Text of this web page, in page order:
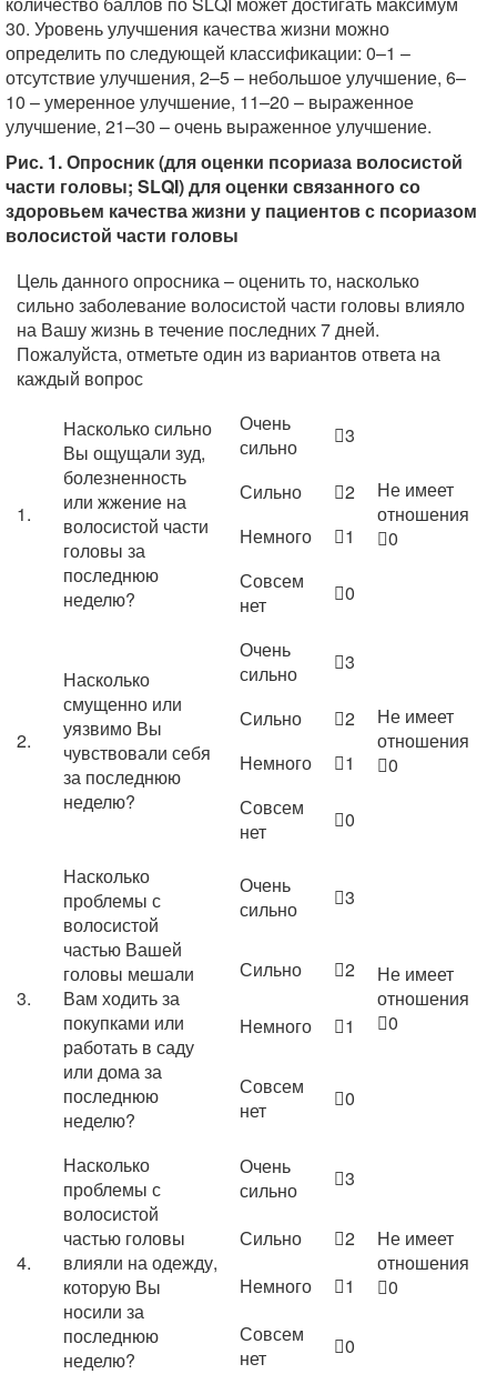
30. Уровень улучшения качества жизни можно
определить по следующей классификации: 0–1 –
отсутствие улучшения, 2–5 – небольшое улучшение, 6–
10 – умеренное улучшение, 11–20 – выраженное
улучшение, 21–30 – очень выраженное улучшение.
Рис. 1. Опросник (для оценки псориаза волосистой
части головы; SLQI) для оценки связанного со
здоровьем качества жизни у пациентов с псориазом
волосистой части головы
Цель данного опросника – оценить то, насколько
сильно заболевание волосистой части головы влияло
на Вашу жизнь в течение последних 7 дней.
Пожалуйста, отметьте один из вариантов ответа на
каждый вопрос
1.
Насколько сильно
Вы ощущали зуд,
болезненность
или жжение на
волосистой части
головы за
последнюю
неделю?
Очень
сильно
3
Не имеет
отношения
0
Сильно
2
Немного
1
Совсем
нет
0
2.
Насколько
смущенно или
уязвимо Вы
чувствовали себя
за последнюю
неделю?
Очень
сильно
3
Не имеет
отношения
0
Сильно
2
Немного
1
Совсем
нет
0
3.
Насколько
проблемы с
волосистой
частью Вашей
головы мешали
Вам ходить за
покупками или
работать в саду
или дома за
последнюю
неделю?
Очень
сильно
3
Не имеет
отношения
0
Сильно 2
Немного 1
Совсем
нет
0
4.
Насколько
проблемы с
волосистой
частью головы
влияли на одежду,
которую Вы
носили за
последнюю
неделю?
Очень
сильно
3
Не имеет
отношения
0
Сильно
2
Немного
1
Совсем
нет
0